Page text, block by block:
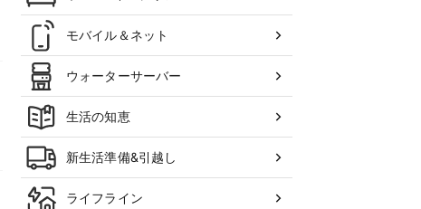
モバイル＆ネット
ウォーターサーバー
生活の知恵
新生活準備&引越し
ライフライン